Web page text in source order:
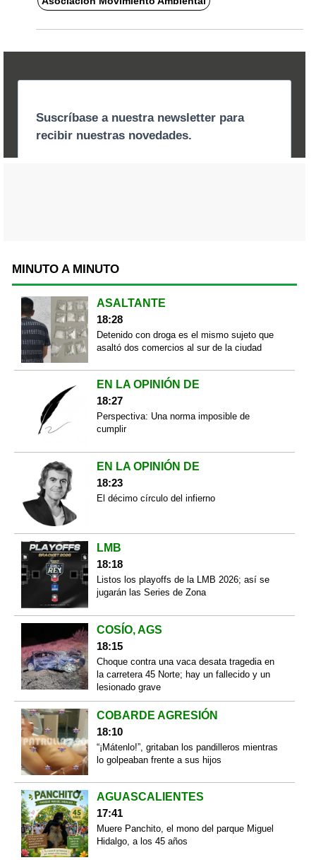
MINUTO A MINUTO
ASALTANTE
18:28
Detenido con droga es el mismo sujeto que
asaltó dos comercios al sur de la ciudad
EN LA OPINIÓN DE
18:27
Perspectiva: Una norma imposible de
cumplir
EN LA OPINIÓN DE
18:23
El décimo círculo del infierno
LMB
18:18
Listos los playoffs de la LMB 2026; así se
jugarán las Series de Zona
COSÍO, AGS
18:15
Choque contra una vaca desata tragedia en
la carretera 45 Norte; hay un fallecido y un
lesionado grave
COBARDE AGRESIÓN
18:10
“¡Mátenlo!”, gritaban los pandilleros mientras
lo golpeaban frente a sus hijos
AGUASCALIENTES
17:41
Muere Panchito, el mono del parque Miguel
Hidalgo, a los 45 años